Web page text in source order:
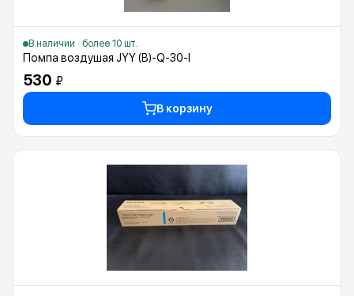
В наличии · более 10 шт.
Помпа воздушая JYY (B)-Q-30-I
530 ₽
В корзину